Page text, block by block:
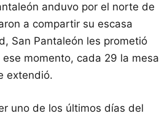
anduvo por el norte de
a compartir su escasa
San Pantaleón les prometió
momento, cada 29 la mesa
extendió.
uno de los últimos días del